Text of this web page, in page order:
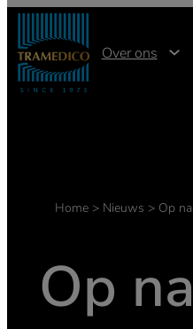
Ga
naar
de
inhoud
Over ons
Home > Nieuws > Op
Op